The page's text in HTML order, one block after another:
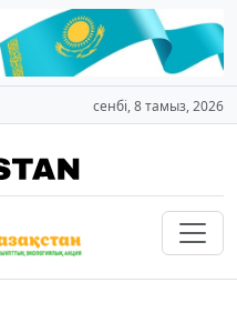
сенбі, 8 тамыз, 2026